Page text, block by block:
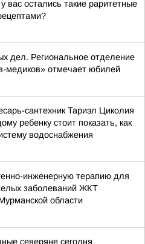
вас остались такие раритетные
дел. Региональное отделение
медиков» отмечает юбилей
сантехник Тариэл Циколия
ребенку стоит показать, как
водоснабжения
инженерную терапию для
заболеваний ЖКТ
области
северяне сегодня